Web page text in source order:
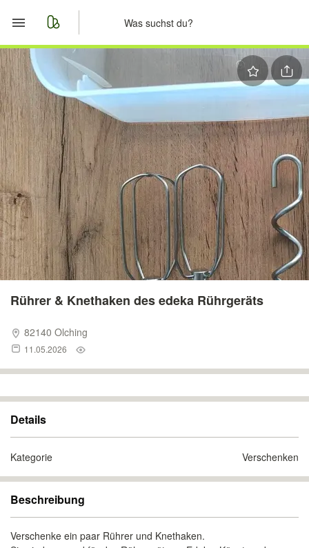
Start
Merkliste
Nachrichten
Anzeige aufgeben
Rührer & Knethaken des edeka Rührgeräts
82140 Olching
11.05.2026
Details
Kategorie Verschenken
Beschreibung
Verschenke ein paar Rührer und Knethaken.